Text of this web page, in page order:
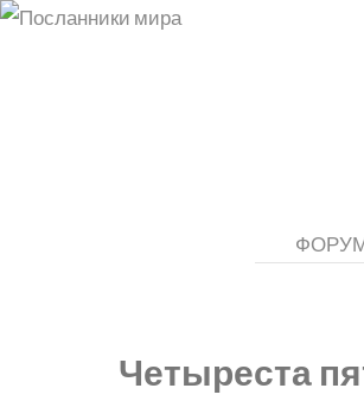
Четыреста